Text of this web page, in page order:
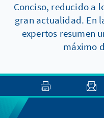
Conciso, reducido a
gran actualidad. En
expertos resumen
máximo